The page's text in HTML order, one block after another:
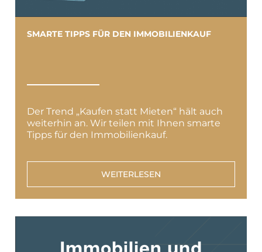
SMARTE TIPPS FÜR DEN IMMOBILIENKAUF
Der Trend „Kaufen statt Mieten“ hält auch
weiterhin an. Wir teilen mit Ihnen smarte
Tipps für den Immobilienkauf.
WEITERLESEN